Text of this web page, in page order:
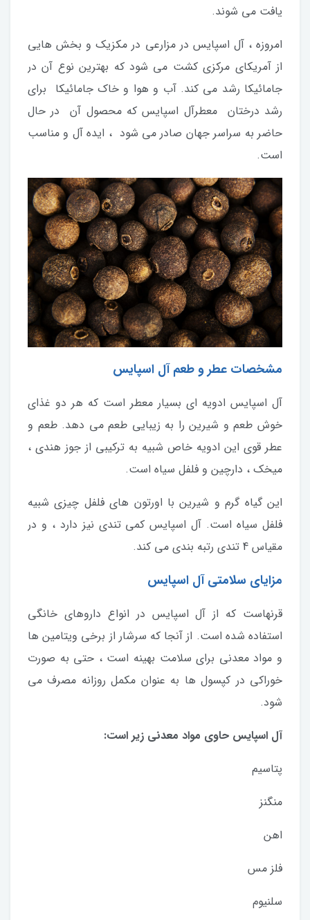
یافت می شوند.
امروزه ، آل اسپایس در مزارعی در مکزیک و بخش هایی
از آمریکای مرکزی کشت می شود که بهترین نوع آن در
جامائیکا رشد می کند. آب و هوا و خاک جامائیکا برای
رشد درختان معطرآل اسپایس که محصول آن در حال
حاضر به سراسر جهان صادر می شود ، ایده آل و مناسب
است.
مشخصات عطر و طعم آل اسپایس
آل اسپایس ادویه ای بسیار معطر است که هر دو غذای
خوش طعم و شیرین را به زیبایی طعم می دهد. طعم و
عطر قوی این ادویه خاص شبیه به ترکیبی از جوز هندی ،
میخک ، دارچین و فلفل سیاه است.
این گیاه گرم و شیرین با اورتون های فلفل چیزی شبیه
فلفل سیاه است. آل اسپایس کمی تندی نیز دارد ، و در
مقیاس 4 تندی رتبه بندی می کند.
مزایای سلامتی آل اسپایس
قرنهاست که از آل اسپایس در انواع داروهای خانگی
استفاده شده است. از آنجا که سرشار از برخی ویتامین ها
و مواد معدنی برای سلامت بهینه است ، حتی به صورت
خوراکی در کپسول ها به عنوان مکمل روزانه مصرف می
شود.
آل اسپایس حاوی مواد معدنی زیر است:
پتاسیم
منگنز
اهن
فلز مس
سلنیوم